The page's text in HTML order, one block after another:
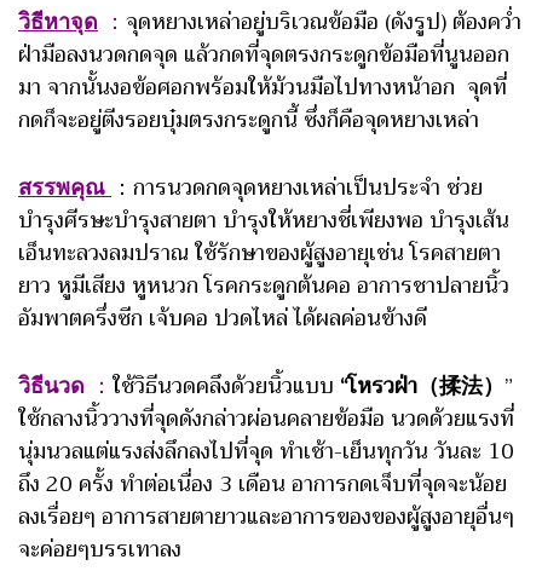
วิธีหาจุด ： จุดหยางเหล่าอยู่บริเวณข้อมือ (ดังรูป) ต้องคว่ำ
ฝ่ามือลงนวดกดจุด แล้วกดที่จุดตรงกระดูกข้อมือที่นูนออก
มา จากนั้นงอข้อศอกพร้อมให้ม้วนมือไปทางหน้าอก จุดที่
กดก็จะอยู่ตีงรอยบุ๋มตรงกระดูกนี้ ซึ่งก็คือจุดหยางเหล่า
สรรพคุณ ：การนวดกดจุดหยางเหล่าเป็นประจำ ช่วย
บำรุงศีรษะบำรุงสายตา บำรุงให้หยางชี่เพียงพอ บำรุงเส้น
เอ็นทะลวงลมปราณ ใช้รักษาของผู้สูงอายุเช่น โรคสายตา
ยาว หูมีเสียง หูหนวก โรคกระดูกต้นคอ อาการชาปลายนิ้ว
อัมพาตครึ่งซีก เจ้บคอ ปวดไหล่ ได้ผลค่อนข้างดี
วิธีนวด ： ใช้วิธีนวดคลึงด้วยนิ้วแบบ “โหรวฝ่า（揉法） ”
ใช้กลางนิ้ววางที่จุดดังกล่าวผ่อนคลายข้อมือ นวดด้วยแรงที่
นุ่มนวลแต่แรงส่งลึกลงไปที่จุด ทำเช้า-เย็นทุกวัน วันละ 10
ถึง 20 ครั้ง ทำต่อเนื่อง 3 เดือน อาการกดเจ็บที่จุดจะน้อย
ลงเรื่อยๆ อาการสายตายาวและอาการของของผู้สูงอายุอื่นๆ
จะค่อยๆบรรเทาลง